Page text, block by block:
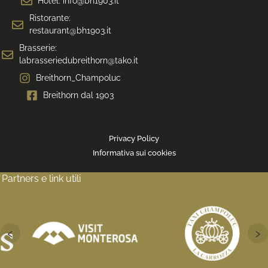
Ristorante:
restaurant@bh1903.it
Brasserie:
labrasseriedubreithorn@tako.it
Breithorn_Champoluc
Breithorn dal 1903
Privacy Policy
Informativa sui cookies
Partners e link utili
‹ ›